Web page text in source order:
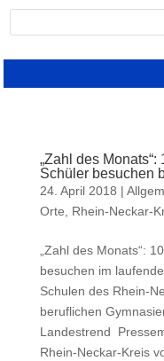
„Zahl des
Schüler besuchen
24. April 2018 |
Orte
Rhein-Neckar-
„Zahl des Monats“:
besuchen im
Schulen des Rhein-
beruflichen
Landestrend
Rhein-Neckar-Kreis